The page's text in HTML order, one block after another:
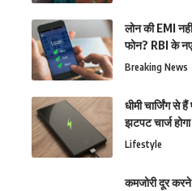
लोन की EMI
फोन? RBI के नए
Breaking News
धीमी चार्जिंग से
झटपट चार्ज
Lifestyle
कमजोरी दूर